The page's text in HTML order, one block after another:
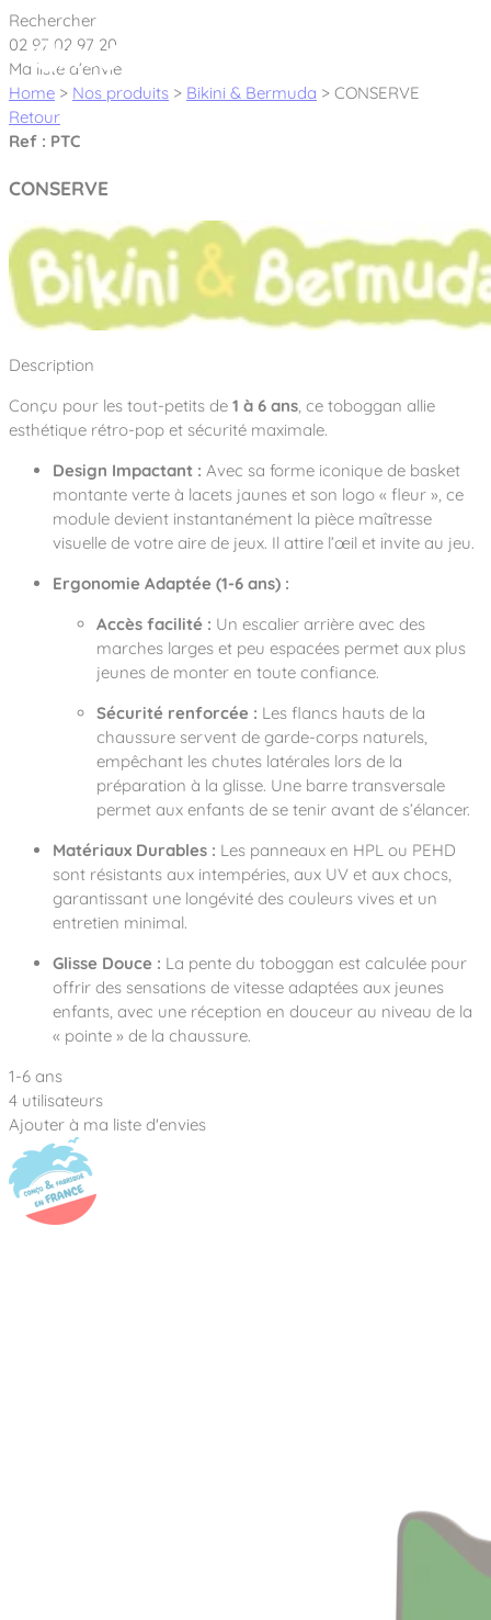
Cookies management panel
Créateur et fabricant d’aires de jeux &
Nos dernières actualités
À propos
Nos engagements
Notre partenariat avec l’association Rêves de clown
Nos Garanties
Notre concept
Notre entreprise
Notre équipe
Aires de jeux Bikini & Bermuda®
Tous nos jeux
Jeux recyclés
Nos univers
Sport & Fitness Sport&Co®
Agrès fitness
Parcours de santé
Stadium Arena
Street workout
Équipements sportifs
Mobilier & accessoires
Mobilier urbain
Nos clients
Collectivités
Établissements scolaires
Architectes, Paysagistes-concepteurs
Camping et résidences de vacances
Notre expertise
Des aires intergénérationnelles de
Des aires de jeux pour tous les enfants
L’éco-conception de nos jeux
La végétalisation des cours d’école
Nos matériaux
Nos fonctions ludiques & sportives
Nos sols amortissants
Réalisations
Contact
Les questions fréquentes
Catalogues
Rechercher
02 97 02 97 20
Ma liste d’envie
Home > Nos produits > Bikini & Bermuda > CONSERVE
Retour
Ref : PTC
CONSERVE
Description
Conçu pour les tout-petits de 1 à 6 ans, ce toboggan allie
esthétique rétro-pop et sécurité maximale.
Design Impactant : Avec sa forme iconique de basket
montante verte à lacets jaunes et son logo « fleur », ce
module devient instantanément la pièce maîtresse
visuelle de votre aire de jeux. Il attire l’œil et invite au jeu.
Ergonomie Adaptée (1-6 ans) :
Accès facilité : Un escalier arrière avec des
marches larges et peu espacées permet aux plus
jeunes de monter en toute confiance.
Sécurité renforcée : Les flancs hauts de la
chaussure servent de garde-corps naturels,
empêchant les chutes latérales lors de la
préparation à la glisse. Une barre transversale
permet aux enfants de se tenir avant de s’élancer.
Matériaux Durables : Les panneaux en HPL ou PEHD
sont résistants aux intempéries, aux UV et aux chocs,
garantissant une longévité des couleurs vives et un
entretien minimal.
Glisse Douce : La pente du toboggan est calculée pour
offrir des sensations de vitesse adaptées aux jeunes
enfants, avec une réception en douceur au niveau de la
« pointe » de la chaussure.
1-6 ans
4 utilisateurs
Ajouter à ma liste d'envies